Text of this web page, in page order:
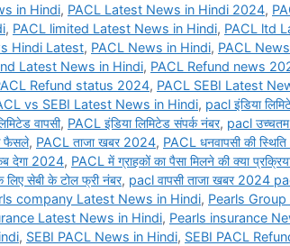
in Hindi, PACL Latest News in Hindi 2024,
, PACL limited Latest News in Hindi, PACL ltd
Hindi Latest, PACL News in Hindi, PACL
Latest News in Hindi, PACL Refund news
Refund status 2024, PACL SEBI Latest
vs SEBI Latest News in Hindi, pacl इंडिया
वापसी, PACL इंडिया लिमिटेड संपर्क नंबर, pacl
फैसले, PACL ताजा खबर 2024, PACL धनवापसी की
देगा 2024, PACL में ग्राहकों का पैसा मिलने की क्या
लिए सेबी के टोल फ्री नंबर, pacl वापसी ताजा खबर 2024
company Latest News in Hindi, Pearls
Latest News in Hindi, Pearls insurance
, SEBI PACL News in Hindi, SEBI PACL